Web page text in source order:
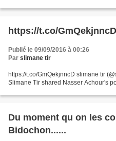
https://t.co/GmQekjnncD
Publié le 09/09/2016 à 00:26
Par slimane tir
https://t.co/GmQekjnncD slimane tir
Slimane Tir shared Nasser Achour's
Du moment qu on les
Bidochon......